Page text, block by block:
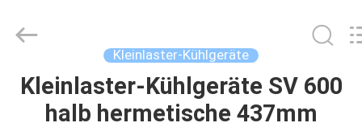
ZU
HAUSE
INDUSTRY
Reserved.
Kleinlaster-Kühlgeräte
Kleinlaster-Kühlgeräte SV 600
halb hermetische 437mm